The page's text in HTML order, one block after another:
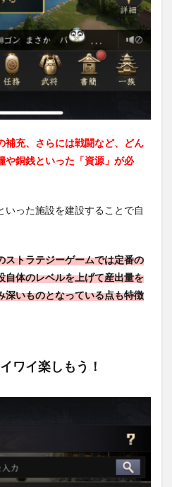
補充、さらには戦闘など、どん
や銅銭といった「資源」が必
いった施設を建設することで自
ストラテジーゲームでは定番の
自体のレベルを上げて産出量を
深いものとなっている点も特徴
ワイ楽しもう！